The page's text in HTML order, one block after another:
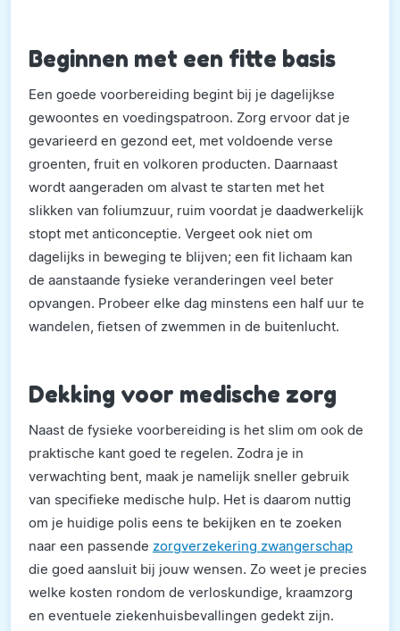
Beginnen met een fitte basis
Een goede voorbereiding begint bij je dagelijkse
gewoontes en voedingspatroon. Zorg ervoor dat je
gevarieerd en gezond eet, met voldoende verse
groenten, fruit en volkoren producten. Daarnaast
wordt aangeraden om alvast te starten met het
slikken van foliumzuur, ruim voordat je daadwerkelijk
stopt met anticonceptie. Vergeet ook niet om
dagelijks in beweging te blijven; een fit lichaam kan
de aanstaande fysieke veranderingen veel beter
opvangen. Probeer elke dag minstens een half uur te
wandelen, fietsen of zwemmen in de buitenlucht.
Dekking voor medische zorg
Naast de fysieke voorbereiding is het slim om ook de
praktische kant goed te regelen. Zodra je in
verwachting bent, maak je namelijk sneller gebruik
van specifieke medische hulp. Het is daarom nuttig
om je huidige polis eens te bekijken en te zoeken
naar een passende zorgverzekering zwangerschap
die goed aansluit bij jouw wensen. Zo weet je precies
welke kosten rondom de verloskundige, kraamzorg
en eventuele ziekenhuisbevallingen gedekt zijn.